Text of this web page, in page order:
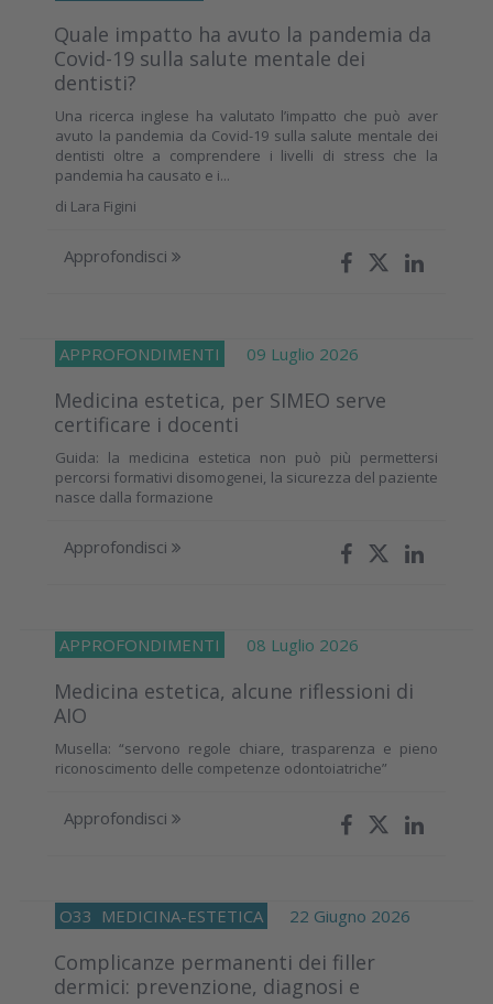
Quale impatto ha avuto la pandemia da
Covid-19 sulla salute mentale dei
dentisti?
Una ricerca inglese ha valutato l’impatto che può aver
avuto la pandemia da Covid-19 sulla salute mentale dei
dentisti oltre a comprendere i livelli di stress che la
pandemia ha causato e i...
di Lara Figini
Approfondisci
APPROFONDIMENTI 09 Luglio 2026
Medicina estetica, per SIMEO serve
certificare i docenti
Guida: la medicina estetica non può più permettersi
percorsi formativi disomogenei, la sicurezza del paziente
nasce dalla formazione
Approfondisci
APPROFONDIMENTI 08 Luglio 2026
Medicina estetica, alcune riflessioni di
AIO
Musella: “servono regole chiare, trasparenza e pieno
riconoscimento delle competenze odontoiatriche”
Approfondisci
O33 MEDICINA-ESTETICA 22 Giugno 2026
Complicanze permanenti dei filler
dermici: prevenzione, diagnosi e